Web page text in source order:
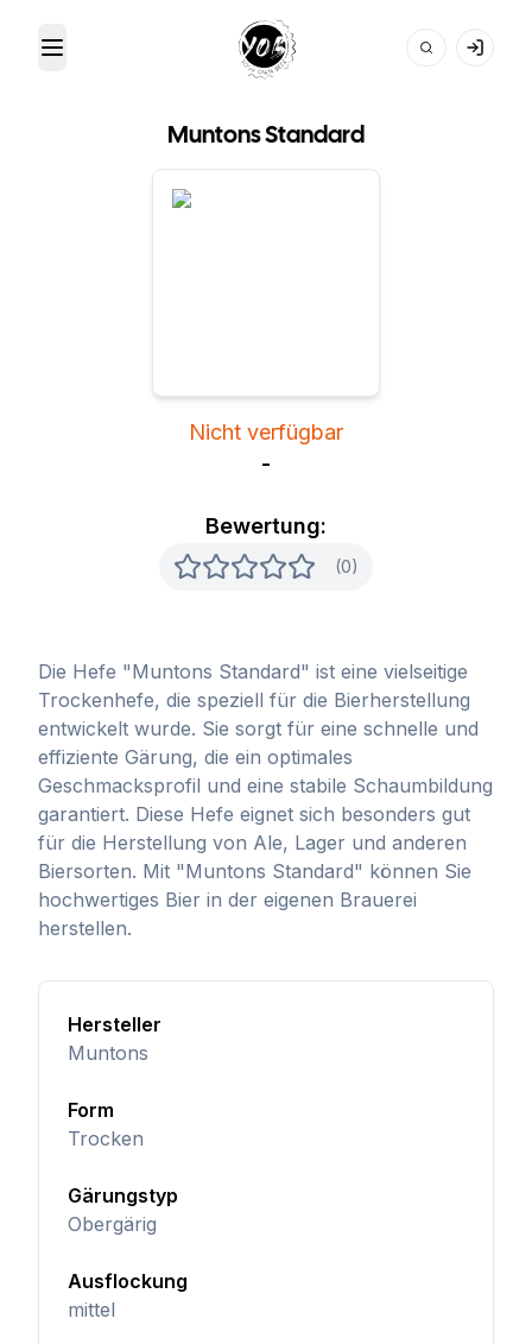
Toggle Menu Your Own Beer
Muntons Standard
Bewertung:
(0)
Nicht verfügbar
-
Die Hefe "Muntons Standard" ist eine vielseitige
Trockenhefe, die speziell für die Bierherstellung
entwickelt wurde. Sie sorgt für eine schnelle und
effiziente Gärung, die ein optimales
Geschmacksprofil und eine stabile Schaumbildung
garantiert. Diese Hefe eignet sich besonders gut
für die Herstellung von Ale, Lager und anderen
Biersorten. Mit "Muntons Standard" können Sie
hochwertiges Bier in der eigenen Brauerei
herstellen.
Hersteller
Muntons
Form
Trocken
Gärungstyp
Obergärig
Ausflockung
mittel